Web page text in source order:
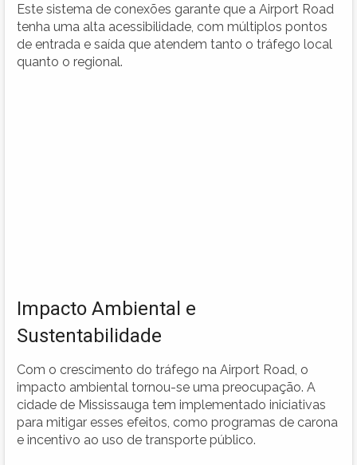
Este sistema de conexões garante que a Airport Road
tenha uma alta acessibilidade, com múltiplos pontos
de entrada e saída que atendem tanto o tráfego local
quanto o regional.
Impacto Ambiental e
Sustentabilidade
Com o crescimento do tráfego na Airport Road, o
impacto ambiental tornou-se uma preocupação. A
cidade de Mississauga tem implementado iniciativas
para mitigar esses efeitos, como programas de carona
e incentivo ao uso de transporte público.